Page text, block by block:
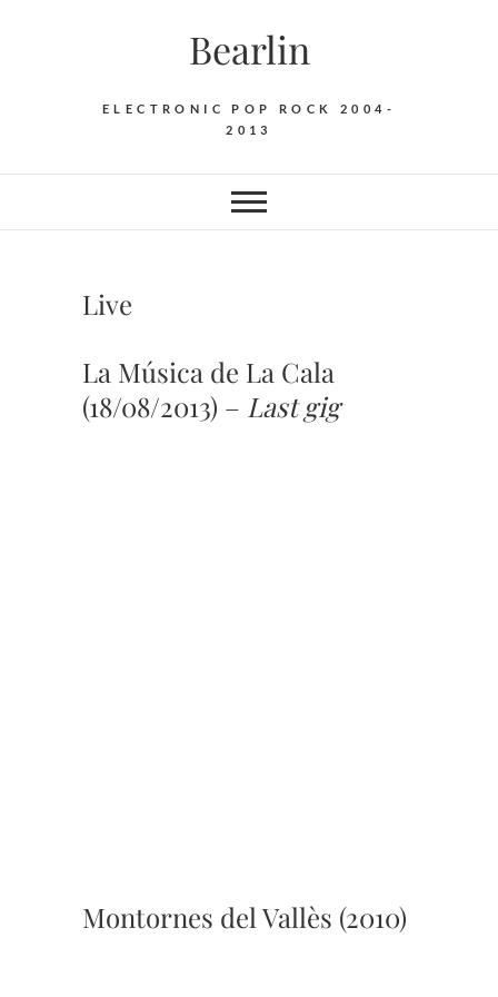
Bearlin
ELECTRONIC POP ROCK 2004-
2013
Live
La Música de La Cala
(18/08/2013) – Last gig
Montornes del Vallès (2010)